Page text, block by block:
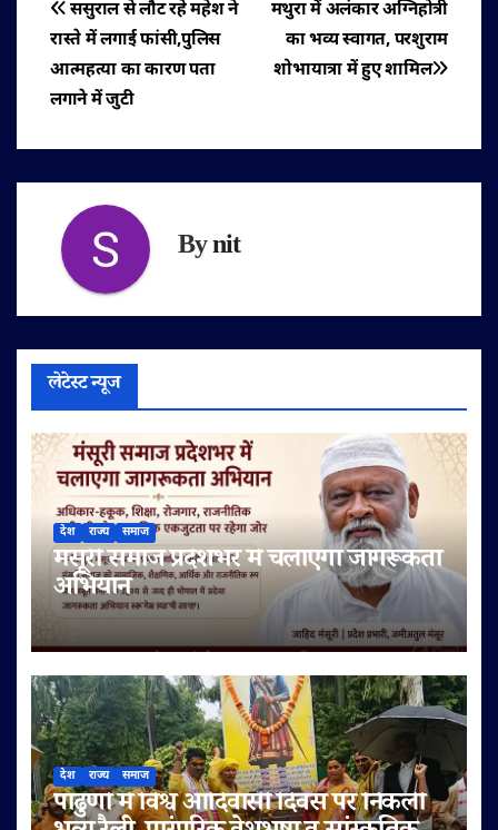
पोस्ट
नेविगेशन
मथुरा में अलंकार अग्निहोत्री
का भव्य स्वागत, परशुराम
शोभायात्रा में हुए शामिल
ससुराल से लौट रहे महेश ने
रास्ते में लगाई फांसी,पुलिस
आत्महत्या का कारण पता
लगाने में जुटी
Bynit
लेटेस्ट न्यूज
देश राज्य समाज
मंसूरी समाज प्रदेशभर में चलाएगा जागरूकता
अभियान
देश राज्य समाज
पांढुर्णा में विश्व आदिवासी दिवस पर निकली